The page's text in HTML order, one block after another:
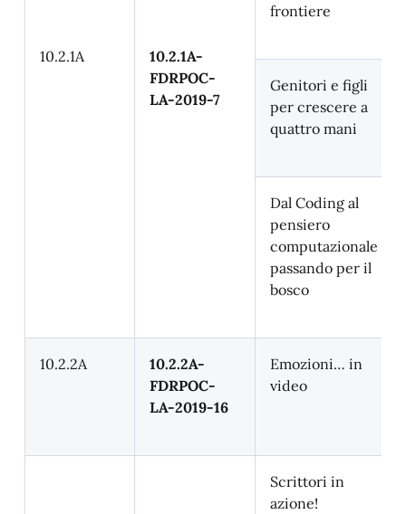
10.2.1A
10.2.1A-
FDRPOC-
LA-2019-7
frontiere
Genitori e figli
per crescere a
quattro mani
Dal Coding al
pensiero
computazionale
passando per il
bosco
10.2.2A
10.2.2A-
FDRPOC-
LA-2019-16
Emozioni… in
video
Scrittori in
azione!